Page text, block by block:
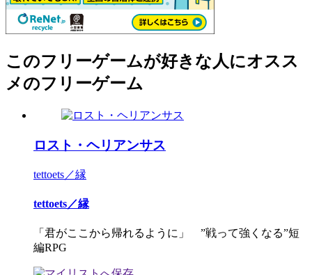
このフリーゲームが好きな人にオスス
メのフリーゲーム
ロスト・ヘリアンサス
tettoets／縁
tettoets／縁
「君がここから帰れるように」 ”戦って強くなる”短
編RPG